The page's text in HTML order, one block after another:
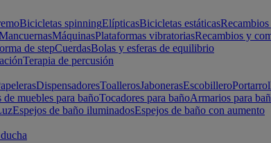
Bicicletas spinningElípticasBicicletas estáticas
MáquinasPlataformas vibratoriasRecambios y
de stepCuerdasBolas y esferas de equilibrio
Terapia de percusión
DispensadoresToallerosJabonerasEscobillero
muebles para bañoTocadores para bañoArmarios para
Espejos de baño iluminadosEspejos de baño con aumento